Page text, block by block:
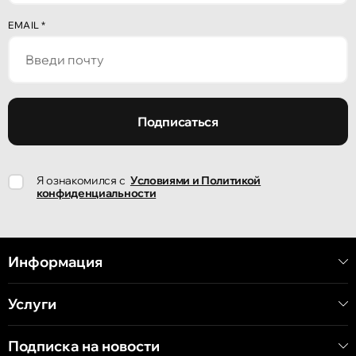
улица Ион Крянгэ, 78
Кишинёв
Хынчештское шоссе, 60/4
EMAIL *
Подписаться
Я ознакомился с Условиями и Политикой
конфиденциальности
Информация
Услуги
Подписка на новости